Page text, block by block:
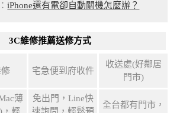
iPhone還有電卻自動關機怎麼辦？
3C維修推薦送修方式
宅急便到府收件
收送處(好鄰居
門市)
薄
免出門，Line快
全台都有門市，